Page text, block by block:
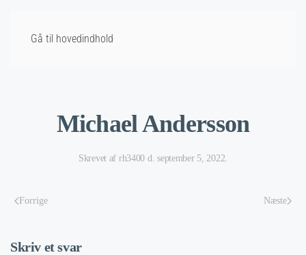
Gå til hovedindhold
Michael Andersson
Skrevet af rh3400 d.september 5, 2022.
Forrige Næste
Skriv et svar